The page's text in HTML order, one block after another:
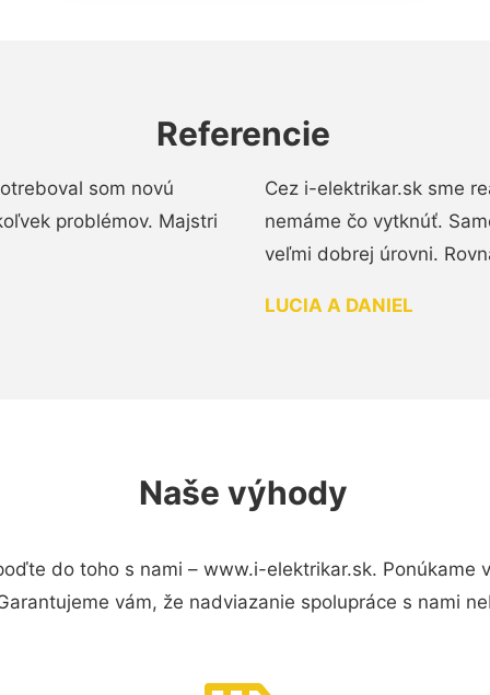
Referencie
som novú
problémov. Majstri
Cez i-elektrikar.sk sme
nemáme čo vytknúť.
veľmi dobrej úrovni.
LUCIA A DANIEL
Naše výhody
do toho s nami – www.i-elektrikar.sk. Ponúkame
vám, že nadviazanie spolupráce s nami